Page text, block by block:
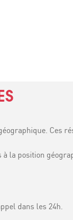
Ces
la position
dans les 24h.